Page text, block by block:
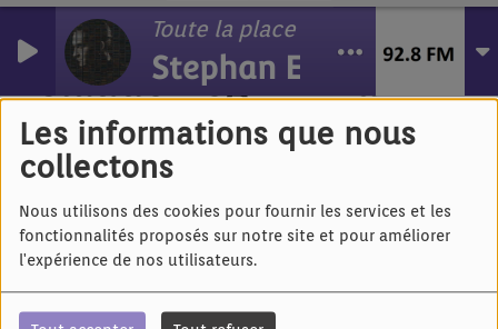
Les informations que nous
collectons
Nous utilisons des cookies pour fournir les services et les
fonctionnalités proposés sur notre site et pour améliorer
l'expérience de nos utilisateurs.
Toute la place (Radio edit)
Stephan Eicher
Claude Bégin - Ma
Voiture Volante